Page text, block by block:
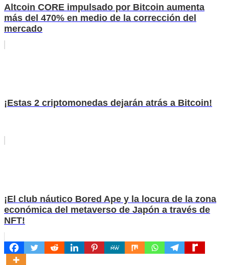
Altcoin CORE impulsado por Bitcoin aumenta
más del 470% en medio de la corrección del
mercado
¡Estas 2 criptomonedas dejarán atrás a Bitcoin!
¡El club náutico Bored Ape y la locura de la zona
económica del metaverso de Japón a través de
NFT!